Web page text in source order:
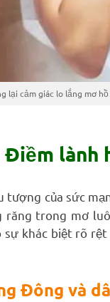
lại cảm giác lo lắng mơ
lành
tượng của sức
trong mơ
sự khác biệt rõ
Đông và